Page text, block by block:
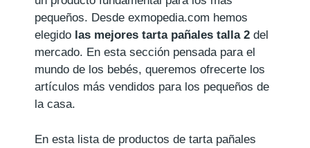
pequeños. Desde exmopedia.com hemos
elegido las mejores tarta pañales talla 2 del
mercado. En esta sección pensada para el
mundo de los bebés, queremos ofrecerte los
artículos más vendidos para los pequeños de
la casa.
En esta lista de productos de tarta pañales